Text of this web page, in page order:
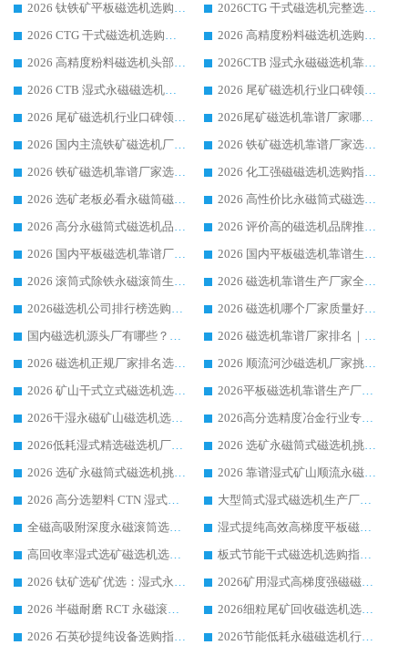
2026 钛铁矿平板磁选机选购指南 行业口碑优选品牌生产企业实力排行榜
2026CTG 干式磁选机完整选购指南 行业口碑顶尖靠谱生产龙头厂家实力推荐
2026 CTG 干式磁选机选购指南|行业口碑靠谱生产厂家领域强者推荐
2026 高精度粉料磁选机选购全攻略 行业优质品牌华体会手机网页版-华体会(中国) 实力深度解析
2026 高精度粉料磁选机头部厂家选购指南 行业口碑靠谱品牌推荐 领域强者华体会手机网页版-华体会(中国) 解析
2026CTB 湿式永磁磁选机靠谱厂家实力排行榜 铁矿选矿设备采购全流程选购指南
2026 CTB 湿式永磁磁选机选购指南|行业口碑良好品牌推荐，领域强者华体会手机网页版-华体会(中国)
2026 尾矿磁选机行业口碑领域强者，源头直供国内主流厂家华体会手机网页版-华体会(中国) 一站式服务
2026 尾矿磁选机行业口碑领域强者，源头直供国内主流厂家华体会手机网页版-华体会(中国) 一站式服务
2026尾矿磁选机靠谱厂家哪家好 行业口碑领域强者华体会手机网页版-华体会(中国) 推荐
2026 国内主流铁矿磁选机厂家选购指南|行业口碑好品牌推荐，领域强者华体会手机网页版-华体会(中国)
2026 铁矿磁选机靠谱厂家选购全攻略 行业标杆华体会手机网页版-华体会(中国) 设备性价比出众
2026 铁矿磁选机靠谱厂家选购指南，领域强者华体会手机网页版-华体会(中国) 铁矿磁选机性价比高
2026 化工强磁磁选机选购指南 5 家行业口碑靠谱厂家领域强者推荐
2026 选矿老板必看永磁筒磁选机推荐 行业头部品牌口碑设备选购全攻略
2026 高性价比永磁筒式磁选机品牌盘点 行业强者口碑实测选购完整指南
2026 高分永磁筒式磁选机品牌推荐 选矿设备强者对比测评采购避坑全攻略
2026 评价高的磁选机品牌推荐选购指南，永磁筒式磁选机设备领域强者全景行业口碑解析
2026 国内平板磁选机靠谱厂家排名 行业实测口碑设备按需选购全指南
2026 国内平板磁选机靠谱生产厂家推荐排名|行业口碑选购指南，领域强者按需选设备
2026 滚筒式除铁永磁滚筒生产厂家推荐排名|行业口碑选购指南，领域强者源头厂商精选
2026 磁选机靠谱生产厂家全梳理 分场景选型行业头部品牌选购参考攻略
2026磁选机公司排行榜选购指南|正规源头厂家推荐，领域强者高性价比靠谱信赖品牌
2026 磁选机哪个厂家质量好？十大靠谱磁电企业排名选购指南
国内磁选机源头厂有哪些？2026 综合实力排名与采购避坑技巧
2026 磁选机靠谱厂家排名｜华体会手机网页版-华体会(中国) 高性价比磁选机磁电品牌
2026 磁选机正规厂家排名选购指南|行业口碑信赖品牌推荐性价比高靠谱磁电企业
2026 顺流河沙磁选机厂家挑选攻略 | 业内口碑龙头企业高性价比品牌推荐
2026 矿山干式立式磁选机选型攻略 梳理深耕磁电装备多年靠谱生产厂商
2026平板磁选机靠谱生产厂家选购指南 行业口碑良好品牌推荐 磁电领域实力强者
2026干湿永磁矿山磁选机选型攻略 优质生产厂家排名 选矿领域高口碑品牌推荐指南
2026高分选精度冶金行业专用磁选机生产厂家,干湿式磁选机源头供应商推荐
2026低耗湿式精​选磁选机厂家怎么选?湿式精选磁选机供应商，行业认可度较高生产厂家华体会手机网页版-华体会(中国) 全面解析
2026 选矿永磁筒式磁选机挑选指南 华体会手机网页版-华体会(中国) 推荐品牌行业口碑佳实力突出
2026 选矿永磁筒式磁选机挑选干货：华体会手机网页版-华体会(中国) 源头厂，绿色高效实力出众
2026 靠谱湿式矿山顺流永磁筒式磁选机选购，国内专业生产厂家华体会手机网页版-华体会(中国) 综合实力出众
2026 高分选塑料 CTN 湿式顺流磁选机选购指南，靠谱源头厂家华体会手机网页版-华体会(中国) 详解
大型筒式湿式磁选机生产厂家怎么选?华体会手机网页版-华体会(中国) 设备口碑广受行业认可
全磁高吸附深度永磁滚筒选购指南 业内口碑稳定磁电设备生产厂家详细推荐
湿式提纯高效高梯度平板磁选机靠谱设备源头厂商华体会手机网页版-华体会(中国) 综合测评
高回收率湿式选矿磁选机选购指南 业内口碑磁电设备生产厂家实力解析
板式节能干式磁选机选购指南，源头生产厂家华体会手机网页版-华体会(中国) 综合实力可观
2026 钛矿选矿优选：湿式永磁筒式磁选机源头厂家华体会手机网页版-华体会(中国) 综合解析
2026矿用湿式高梯度强磁磁选机选购指南，临朐靠谱磁电生产厂家华体会手机网页版-华体会(中国) 详解
2026 半磁耐磨 RCT 永磁滚筒选购指南，临朐源头生产厂家华体会手机网页版-华体会(中国) 实测分享
2026细粒尾矿回收磁选机选购指南 产业集群优质生产厂家华体会手机网页版-华体会(中国) 解析
2026 石英砂提纯设备选购指南：华体会手机网页版-华体会(中国) 提纯磁选机厂家综合解读
2026节能低耗永磁磁选机行业优选标杆 临朐华体会手机网页版-华体会(中国) 专业生产厂家